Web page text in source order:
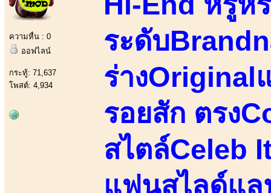
ความหื่น : 0
ออฟไลน์
กระทู้: 71,637
โพสต์: 4,934
ระดับ
ร่างOriginal
รอยสัก ตรง
สไตล์Celeb
แฟนสไลด์แล